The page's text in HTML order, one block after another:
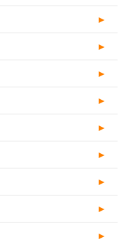
►
►
►
►
►
►
►
►
►